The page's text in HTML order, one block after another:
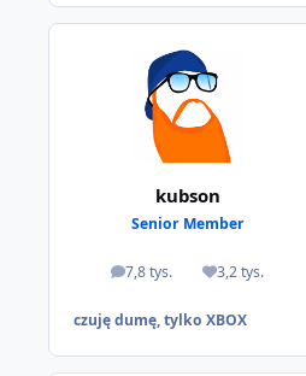
kubson
Senior Member
7,8 tys.
odpowiedzi3,2 tys.
Reputacja
czuję dumę, tylko XBOX